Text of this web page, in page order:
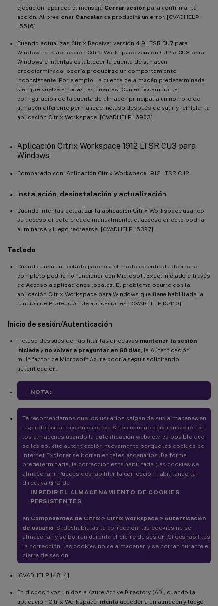
ejecución, aparece el mensaje Cerrar sesión para confirmar la
acción. Al presionar Cancelar se producirá un error. [CVADHELP-
15516]
Cuando actualizas Citrix Receiver versión 4.9 LTSR CU7 para
Windows a la aplicación Citrix Workspace versión CU2 o CU3 para
Windows e intentas establecer la cuenta de almacén
predeterminada, podría producirse un comportamiento
inconsistente. Por ejemplo, la cuenta de almacén predeterminada
siempre vuelve a Todas las cuentas. Con este cambio, la
configuración de la cuenta de almacén principal a un nombre de
almacén diferente permanece incluso después de salir y reiniciar la
aplicación Citrix Workspace. [CVADHELP-16903]
Aplicación Citrix Workspace 1912 LTSR CU3 para
Windows
Comparado con: Aplicación Citrix Workspace 1912 LTSR CU2
Instalación, desinstalación y actualización
Cuando intentas actualizar la aplicación Citrix Workspace usando
su acceso directo creado manualmente, el acceso directo podría
eliminarse y luego recrearse. [CVADHELP-15397]
Teclado
Cuando usas un teclado japonés, el modo de entrada de ancho
completo podría no funcionar con Microsoft Excel iniciado a través
de Acceso a aplicaciones locales. El problema ocurre con la
aplicación Citrix Workspace para Windows que tiene habilitada la
función de Protección de aplicaciones. [CVADHELP-15410]
Inicio de sesión/Autenticación
Incluso después de habilitar las directivas mantener la sesión
iniciada y no volver a preguntar en 60 días , la Autenticación
multifactor de Microsoft Azure podría seguir solicitando
autenticación.
NOTA:
Te recomendamos que los usuarios salgan de sus almacenes en
lugar de cerrar sesión en ellos. Si los usuarios cierran sesión en
los almacenes usando la autenticación webview, es posible que
se les solicite autenticación nuevamente porque las cookies de
Internet Explorer se borran en tales escenarios. De forma
predeterminada, la corrección está habilitada (las cookies se
almacenan). Puedes deshabilitar la corrección habilitando la
directiva GPO de
IMPEDIR EL ALMACENAMIENTO DE COOKIES
PERSISTENTES
en Componentes de Citrix > Citrix Workspace > Autenticación
de usuario . Si deshabilitas la corrección, las cookies no se
almacenan y se borran durante el cierre de sesión. Si deshabilitas
la corrección, las cookies no se almacenan y se borran durante el
cierre de sesión.
[CVADHELP-14814]
En dispositivos unidos a Azure Active Directory (AD), cuando la
aplicación Citrix Workspace intenta acceder a un almacén y luego